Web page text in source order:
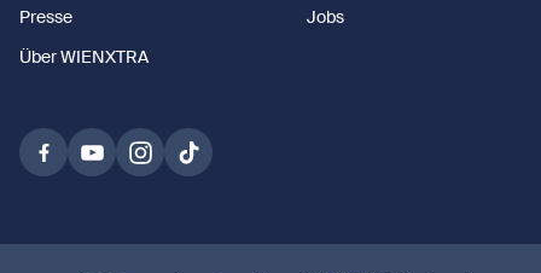
Presse
Jobs
Über WIENXTRA